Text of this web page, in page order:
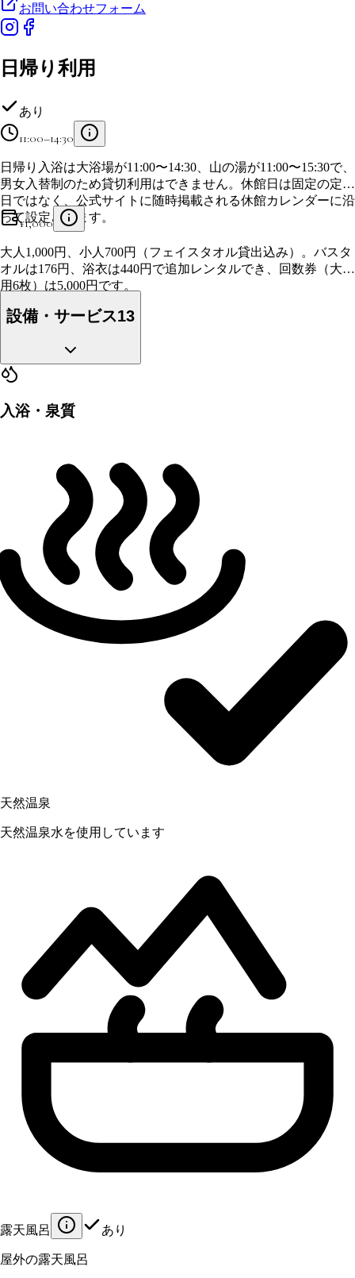
お問い合わせフォーム
日帰り利用
あり
11:00–14:30
日帰り入浴は大浴場が11:00〜14:30、山の湯が11:00〜15:30で、
男女入替制のため貸切利用はできません。休館日は固定の定休
日ではなく、公式サイトに随時掲載される休館カレンダーに沿
って設定されます。
¥1,000
大人1,000円、小人700円（フェイスタオル貸出込み）。バスタ
オルは176円、浴衣は440円で追加レンタルでき、回数券（大人
用6枚）は5,000円です。
設備・サービス13
入浴・泉質
天然温泉
天然温泉水を使用しています
露天風呂 あり
屋外の露天風呂